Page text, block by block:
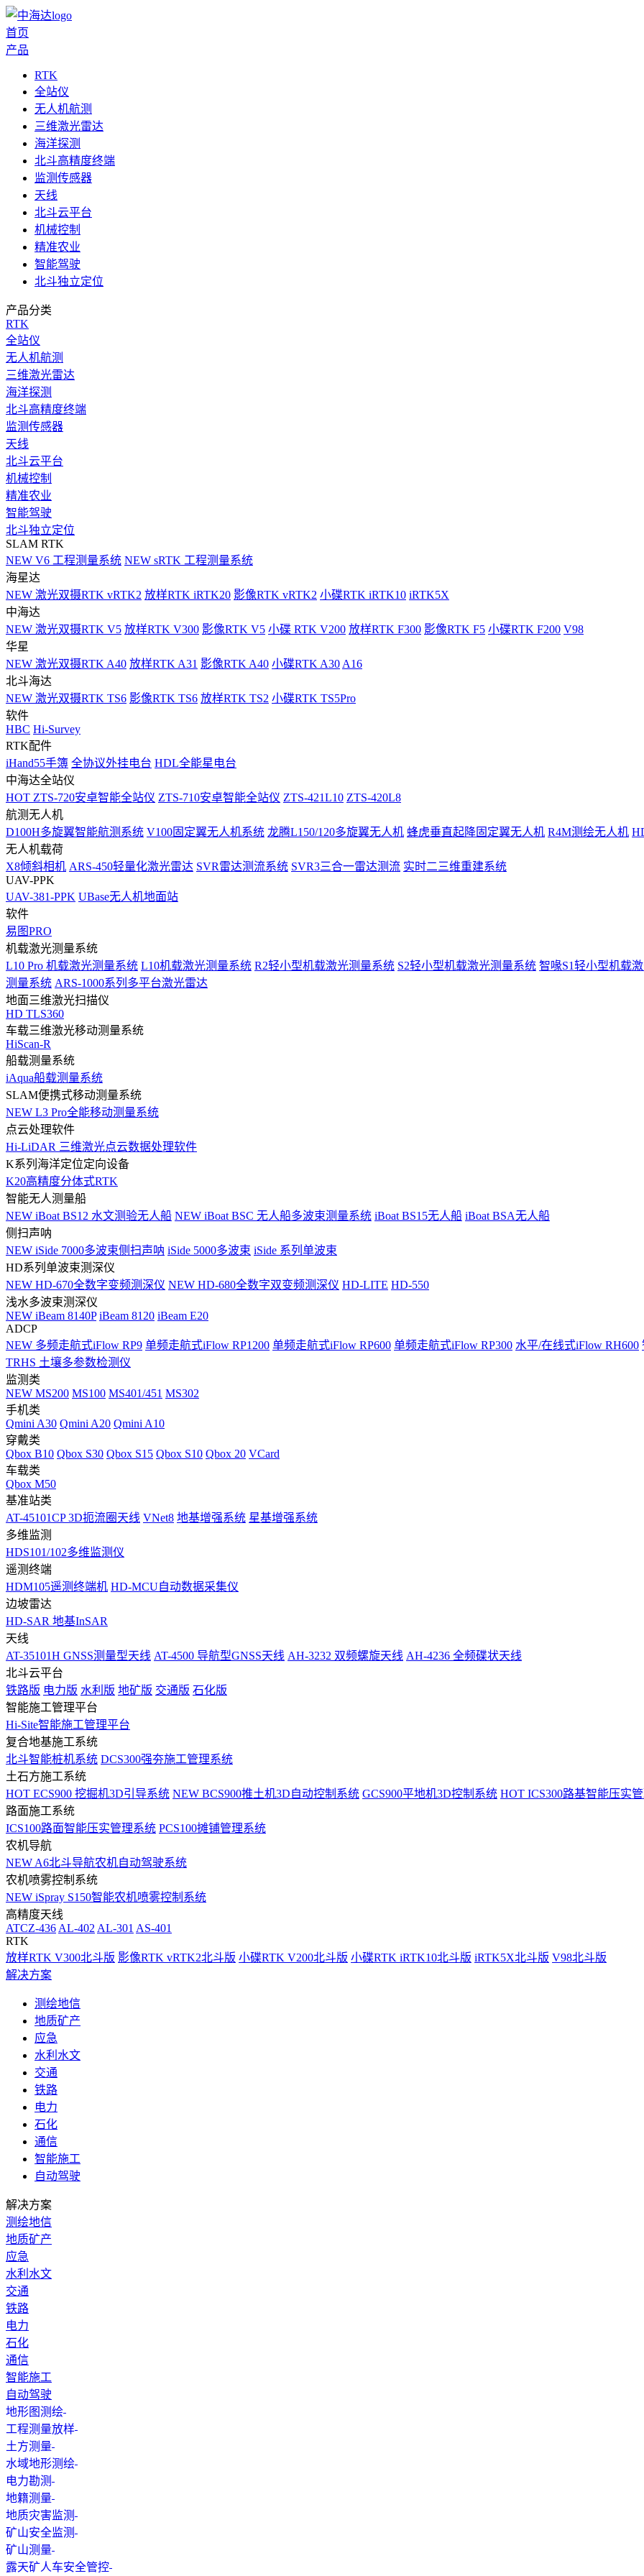
首页
产品
RTK
全站仪
无人机航测
三维激光雷达
海洋探测
北斗高精度终端
监测传感器
天线
北斗云平台
机械控制
精准农业
智能驾驶
北斗独立定位
产品分类
RTK
全站仪
无人机航测
三维激光雷达
海洋探测
北斗高精度终端
监测传感器
天线
北斗云平台
机械控制
精准农业
智能驾驶
北斗独立定位
SLAM RTK
NEW V6 工程测量系统 NEW sRTK 工程测量系统
海星达
NEW 激光双摄RTK vRTK2 放样RTK iRTK20 影像RTK vRTK2 小碟RTK iRTK10 iRTK5X
中海达
NEW 激光双摄RTK V5 放样RTK V300 影像RTK V5 小碟 RTK V200 放样RTK F300 影像RTK F5 小碟RTK F200 V98
华星
NEW 激光双摄RTK A40 放样RTK A31 影像RTK A40 小碟RTK A30 A16
北斗海达
NEW 激光双摄RTK TS6 影像RTK TS6 放样RTK TS2 小碟RTK TS5Pro
软件
HBC Hi-Survey
RTK配件
iHand55手簿 全协议外挂电台 HDL全能星电台
中海达全站仪
HOT ZTS-720安卓智能全站仪 ZTS-710安卓智能全站仪 ZTS-421L10 ZTS-420L8
航测无人机
D100H多旋翼智能航测系统 V100固定翼无人机系统 龙腾L150/120多旋翼无人机 蜂虎垂直起降固定翼无人机 R4M测绘无人机
无人机载荷
X8倾斜相机 ARS-450轻量化激光雷达 SVR雷达测流系统 SVR3三合一雷达测流 实时二三维重建系统
UAV-PPK
UAV-381-PPK UBase无人机地面站
软件
易图PRO
机载激光测量系统
L10 Pro 机载激光测量系统 L10机载激光测量系统 R2轻小型机载激光测量系统 S2轻小型机载激光测量系统 智喙S1轻小型机载
测量系统 ARS-1000系列多平台激光雷达
地面三维激光扫描仪
HD TLS360
车载三维激光移动测量系统
HiScan-R
船载测量系统
iAqua船载测量系统
SLAM便携式移动测量系统
NEW L3 Pro全能移动测量系统
点云处理软件
Hi-LiDAR 三维激光点云数据处理软件
K系列海洋定位定向设备
K20高精度分体式RTK
智能无人测量船
NEW iBoat BS12 水文测验无人船 NEW iBoat BSC 无人船多波束测量系统 iBoat BS15无人船 iBoat BSA无人船
侧扫声呐
NEW iSide 7000多波束侧扫声呐 iSide 5000多波束 iSide 系列单波束
HD系列单波束测深仪
NEW HD-670全数字变频测深仪 NEW HD-680全数字双变频测深仪 HD-LITE HD-550
浅水多波束测深仪
NEW iBeam 8140P iBeam 8120 iBeam E20
ADCP
NEW 多频走航式iFlow RP9 单频走航式iFlow RP1200 单频走航式iFlow RP600 单频走航式iFlow RP300 水平/在线式iFlow RH600
TRHS 土壤多参数检测仪
监测类
NEW MS200 MS100 MS401/451 MS302
手机类
Qmini A30 Qmini A20 Qmini A10
穿戴类
Qbox B10 Qbox S30 Qbox S15 Qbox S10 Qbox 20 VCard
车载类
Qbox M50
基准站类
AT-45101CP 3D扼流圈天线 VNet8 地基增强系统 星基增强系统
多维监测
HDS101/102多维监测仪
遥测终端
HDM105遥测终端机 HD-MCU自动数据采集仪
边坡雷达
HD-SAR 地基InSAR
天线
AT-35101H GNSS测量型天线 AT-4500 导航型GNSS天线 AH-3232 双频螺旋天线 AH-4236 全频碟状天线
北斗云平台
铁路版 电力版 水利版 地矿版 交通版 石化版
智能施工管理平台
Hi-Site智能施工管理平台
复合地基施工系统
北斗智能桩机系统 DCS300强夯施工管理系统
土石方施工系统
HOT ECS900 挖掘机3D引导系统 NEW BCS900推土机3D自动控制系统 GCS900平地机3D控制系统 HOT ICS300路基智能压实
路面施工系统
ICS100路面智能压实管理系统 PCS100摊铺管理系统
农机导航
NEW A6北斗导航农机自动驾驶系统
农机喷雾控制系统
NEW iSpray S150智能农机喷雾控制系统
高精度天线
ATCZ-436 AL-402 AL-301 AS-401
RTK
放样RTK V300北斗版 影像RTK vRTK2北斗版 小碟RTK V200北斗版 小碟RTK iRTK10北斗版 iRTK5X北斗版 V98北斗版
解决方案
测绘地信
地质矿产
应急
水利水文
交通
铁路
电力
石化
通信
智能施工
自动驾驶
解决方案
测绘地信
地质矿产
应急
水利水文
交通
铁路
电力
石化
通信
智能施工
自动驾驶
地形图测绘
工程测量放样
土方测量
水域地形测绘
电力勘测
地籍测量
地质灾害监测
矿山安全监测
矿山测量
露天矿人车安全管控